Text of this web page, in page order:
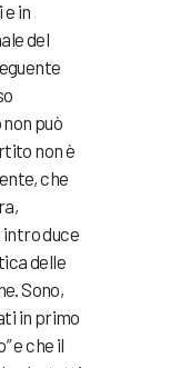
in
del
può
non è
che
intro duce
delle
Sono,
in primo
e che il